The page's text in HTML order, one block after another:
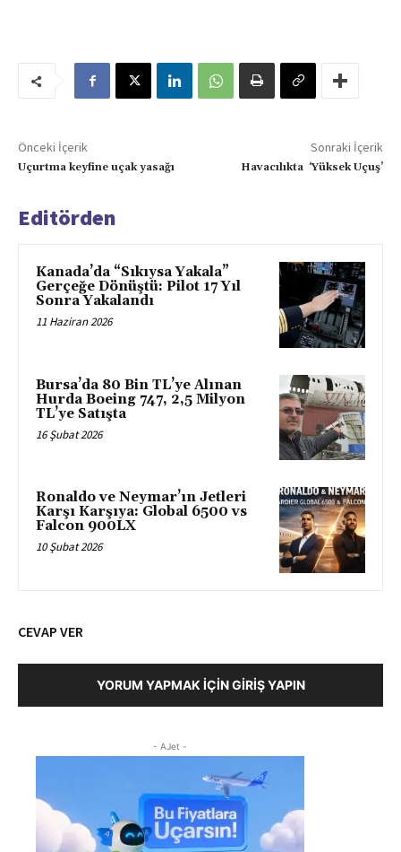
Önceki İçerik
Uçurtma keyfine uçak yasağı
Sonraki İçerik
Havacılıkta ‘Yüksek Uçuş’
Editörden
Kanada’da “Sıkıysa Yakala”
Gerçeğe Dönüştü: Pilot 17 Yıl
Sonra Yakalandı
11 Haziran 2026
Bursa’da 80 Bin TL’ye Alınan
Hurda Boeing 747, 2,5 Milyon
TL’ye Satışta
16 Şubat 2026
Ronaldo ve Neymar’ın Jetleri
Karşı Karşıya: Global 6500 vs
Falcon 900LX
10 Şubat 2026
CEVAP VER
YORUM YAPMAK İÇIN GIRIŞ YAPIN
- AJet -